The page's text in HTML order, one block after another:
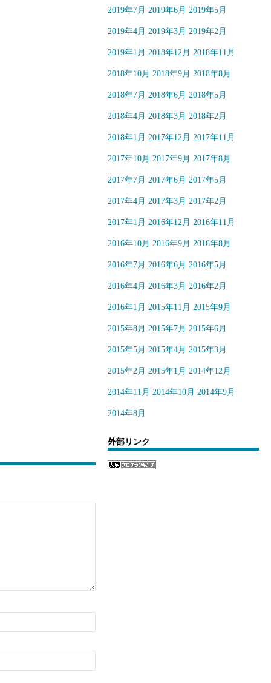
2019年7月 2019年6月 2019年5月
2019年4月 2019年3月 2019年2月
2019年1月 2018年12月 2018年11月
2018年10月 2018年9月 2018年8月
2018年7月 2018年6月 2018年5月
2018年4月 2018年3月 2018年2月
2018年1月 2017年12月 2017年11月
2017年10月 2017年9月 2017年8月
2017年7月 2017年6月 2017年5月
2017年4月 2017年3月 2017年2月
2017年1月 2016年12月 2016年11月
2016年10月 2016年9月 2016年8月
2016年7月 2016年6月 2016年5月
2016年4月 2016年3月 2016年2月
2016年1月 2015年11月 2015年9月
2015年8月 2015年7月 2015年6月
2015年5月 2015年4月 2015年3月
2015年2月 2015年1月 2014年12月
2014年11月 2014年10月 2014年9月
2014年8月
外部リンク